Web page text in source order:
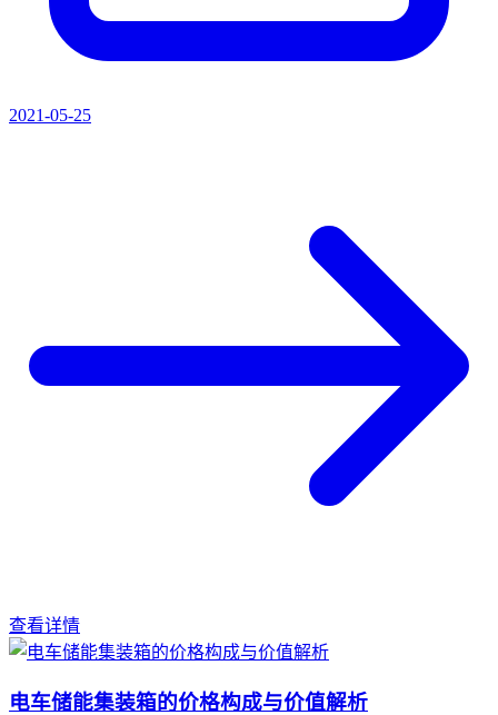
2021-05-25
查看详情
电车储能集装箱的价格构成与价值解析